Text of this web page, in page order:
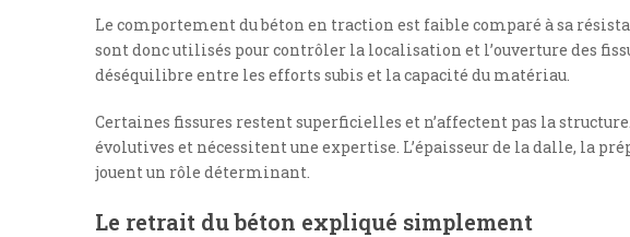
Le comportement du béton en traction est faible comparé à sa
sont donc utilisés pour contrôler la localisation et l’ouverture des
déséquilibre entre les efforts subis et la capacité du matériau.
Certaines fissures restent superficielles et n’affectent pas la
évolutives et nécessitent une expertise. L’épaisseur de la dalle, la
jouent un rôle déterminant.
Le retrait du béton expliqué simplement